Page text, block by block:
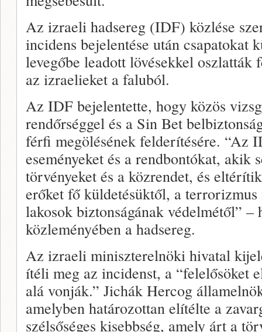
Az izraeli hadsereg (IDF) közlése
incidens bejelentése után csapatokat
levegőbe leadott lövésekkel oszlatták
az izraelieket a faluból.
Az IDF bejelentette, hogy közös
rendőrséggel és a Sin Bet
férfi megölésének felderítésére. “Az
eseményeket és a rendbontókat, akik
törvényeket és a közrendet, és
erőket fő küldetésüktől, a terrorizmus
lakosok biztonságának védelmétől” –
közleményében a hadsereg.
Az izraeli miniszterelnöki hivatal
ítéli meg az incidenst, a “felelősöket
alá vonják.” Jichák Hercog
amelyben határozottan elítélte a
szélsőséges kisebbség, amely árt a